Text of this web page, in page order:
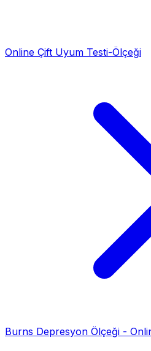
Online Çift Uyum Testi-Ölçeği
Burns Depresyon Ölçeği -